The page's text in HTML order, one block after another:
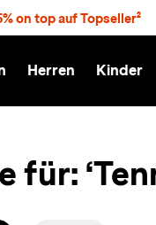
on top auf Topseller²
Herren Kinder
für: